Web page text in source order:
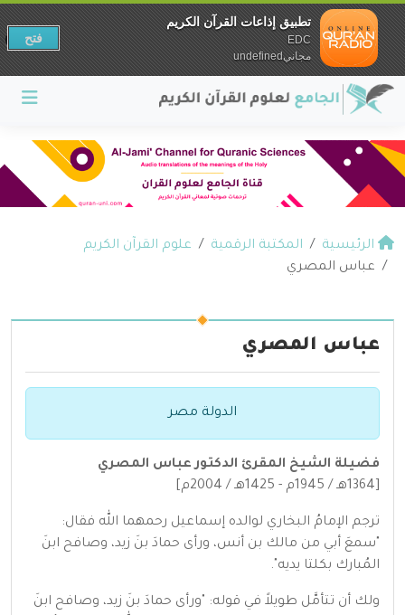
الرئيسية المكتبة الرقمية
علوم القرآن الكريم
عباس المصري
عباس المصري
الدولة مصر
فضيلة الشيخ المقرئ الدكتور عباس المصري
[1364هـ / 1945م - 1425هـ / 2004م]
ترجم الإمامُ البخاري لوالده إسماعيل رحمهما الله فقال:
"سمعَ أبي من مالك بن أنس، ورأى حمادَ بنَ زيد، وصافح ابنَ
المُبارك بكلتا يديه".
ولك أن تتأمَّل طويلاً في قوله: "ورأى حمادَ بنَ زيد، وصافح ابنَ
تطبيق إذاعات القرآن الكريم
EDC
مجانيundefined
فتح